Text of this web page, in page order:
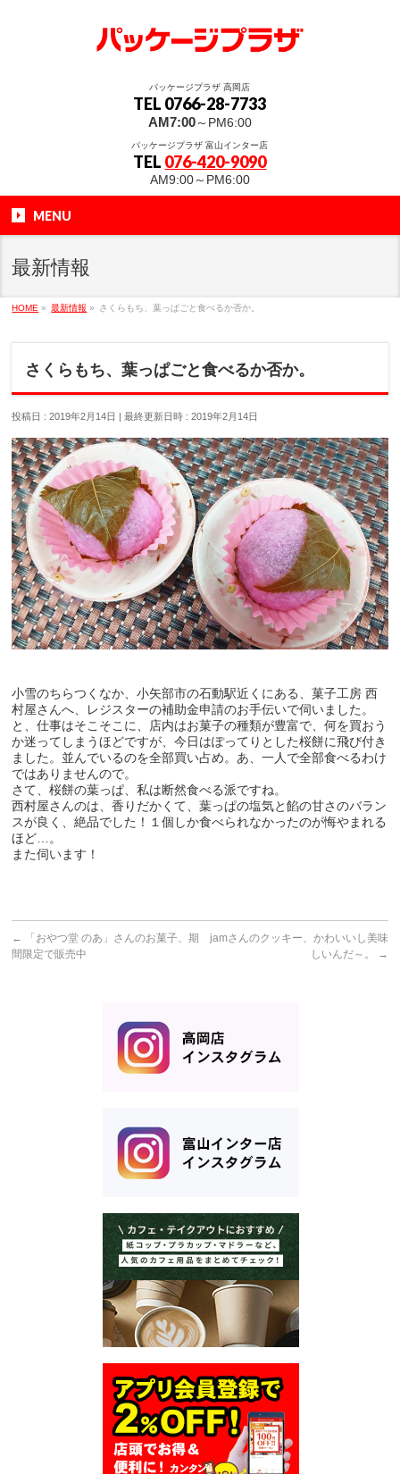
パッケージプラザ 高岡店
TEL 0766-28-7733
AM7:00～PM6:00
パッケージプラザ 富山インター店
TEL 076-420-9090
AM9:00～PM6:00
MENU
最新情報
HOME » 最新情報 » さくらもち、葉っぱごと食べるか否か。
さくらもち、葉っぱごと食べるか否か。
投稿日 : 2019年2月14日 最終更新日時 : 2019年2月14日
小雪のちらつくなか、小矢部市の石動駅近くにある、菓子工房 西
村屋さんへ、レジスターの補助金申請のお手伝いで伺いました。
と、仕事はそこそこに、店内はお菓子の種類が豊富で、何を買おう
か迷ってしまうほどですが、今日はぽってりとした桜餅に飛び付き
ました。並んでいるのを全部買い占め。あ、一人で全部食べるわけ
ではありませんので。
さて、桜餅の葉っぱ、私は断然食べる派ですね。
西村屋さんのは、香りだかくて、葉っぱの塩気と餡の甘さのバラン
スが良く、絶品でした！１個しか食べられなかったのが悔やまれる
ほど…。
また伺います！
←
「おやつ堂 のあ」さんのお菓子、期
間限定で販売中
jamさんのクッキー、かわいいし美味
しいんだ～。
→